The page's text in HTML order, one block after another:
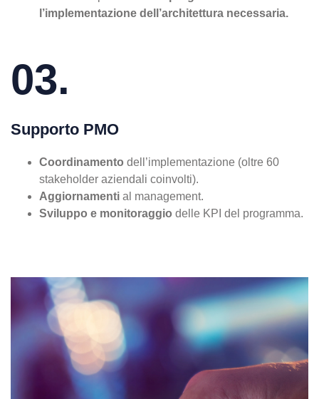
l’implementazione dell’architettura necessaria.
03.
Supporto PMO
Coordinamento dell’implementazione (oltre 60
stakeholder aziendali coinvolti).
Aggiornamenti al management.
Sviluppo e monitoraggio delle KPI del programma.